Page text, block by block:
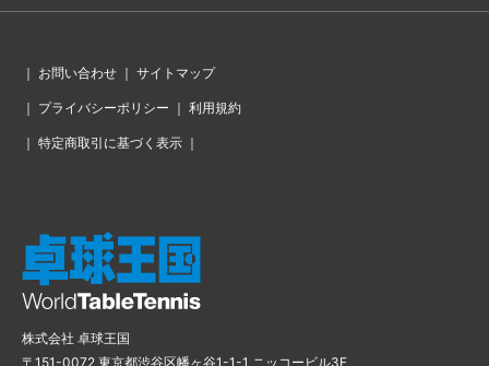
｜ お問い合わせ ｜ サイトマップ
｜ プライバシーポリシー ｜ 利用規約
｜ 特定商取引に基づく表示 ｜
株式会社 卓球王国
〒151-0072 東京都渋谷区幡ヶ谷1-1-1 ニッコービル3F